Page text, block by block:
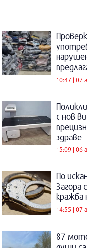
10:47 | 07
с нов
здраве
15:09 | 06
По
Загора
14:55 | 07
87